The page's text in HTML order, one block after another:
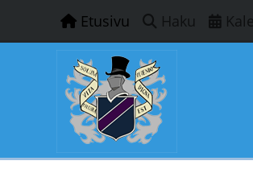
Etusivu Haku